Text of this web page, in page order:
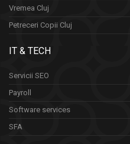
Vremea Cluj
Petreceri Copii Cluj
IT & TECH
Servicii SEO
Payroll
Software services
SFA